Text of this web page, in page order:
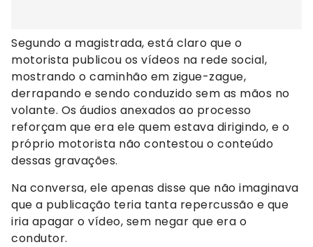
Segundo a magistrada, está claro que o
motorista publicou os vídeos na rede social,
mostrando o caminhão em zigue-zague,
derrapando e sendo conduzido sem as mãos no
volante. Os áudios anexados ao processo
reforçam que era ele quem estava dirigindo, e o
próprio motorista não contestou o conteúdo
dessas gravações.
Na conversa, ele apenas disse que não imaginava
que a publicação teria tanta repercussão e que
iria apagar o vídeo, sem negar que era o
condutor.